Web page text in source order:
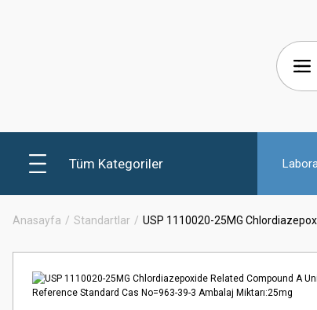
Tüm Kategoriler
Anasayfa Standartlar USP 1110020-25MG